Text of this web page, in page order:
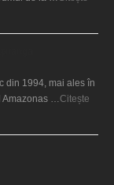
din 1994, mai ales în
… Citește